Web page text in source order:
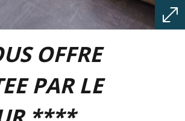
OFFRE
PAR LE